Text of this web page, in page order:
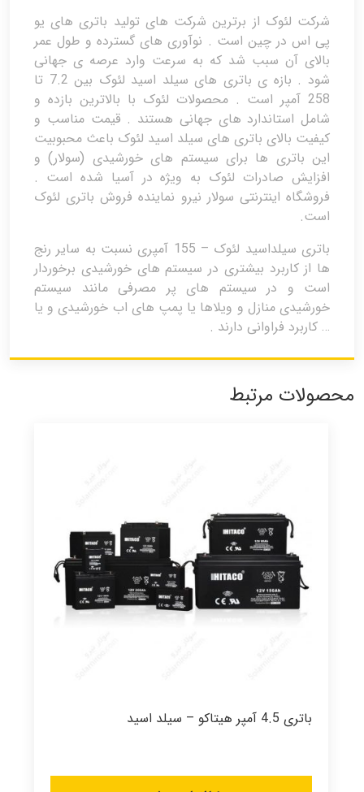
شرکت لئوک از برترین شرکت های تولید باتری های یو
پی اس در چین است . نوآوری های گسترده و طول عمر
بالای آن سبب شد که به سرعت وارد عرصه ی جهانی
شود . بازه ی باتری های سیلد اسید لئوک بین 7.2 تا
258 آمپر است . محصولات لئوک با بالاترین بازده و
شامل استاندارد های جهانی هستند . قیمت مناسب و
کیفیت بالای باتری های سیلد اسید لئوک باعث محبوبیت
این باتری ها برای سیستم های خورشیدی (سولار) و
افزایش صادرات لئوک به ویژه در آسیا شده است .
فروشگاه اینترنتی سولار نیرو نماینده فروش باتری لئوک
است.
باتری سیلداسید لئوک – 155 آمپری نسبت به سایر رنج
ها از کاربرد بیشتری در سیستم های خورشیدی برخوردار
است و در سیستم های پر مصرفی مانند سیستم
خورشیدی منازل و ویلاها یا پمپ های اب خورشیدی و یا
… کاربرد فراوانی دارند .
محصولات مرتبط
باتری 4.5 آمپر هیتاکو – سیلد اسید